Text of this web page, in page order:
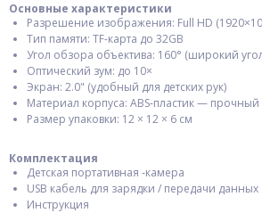
Основные характеристики
Разрешение изображения: Full HD
Тип памяти: TF-карта до 32GB
Угол обзора объектива: 160° (широкий
Оптический зум: до 10×
Экран: 2.0" (удобный для детских рук)
Материал корпуса: ABS‑пластик — прочный
Размер упаковки: 12 × 12 × 6 см
Комплектация
Детская портативная ‑камера
USB кабель для зарядки / передачи данных
Инструкция